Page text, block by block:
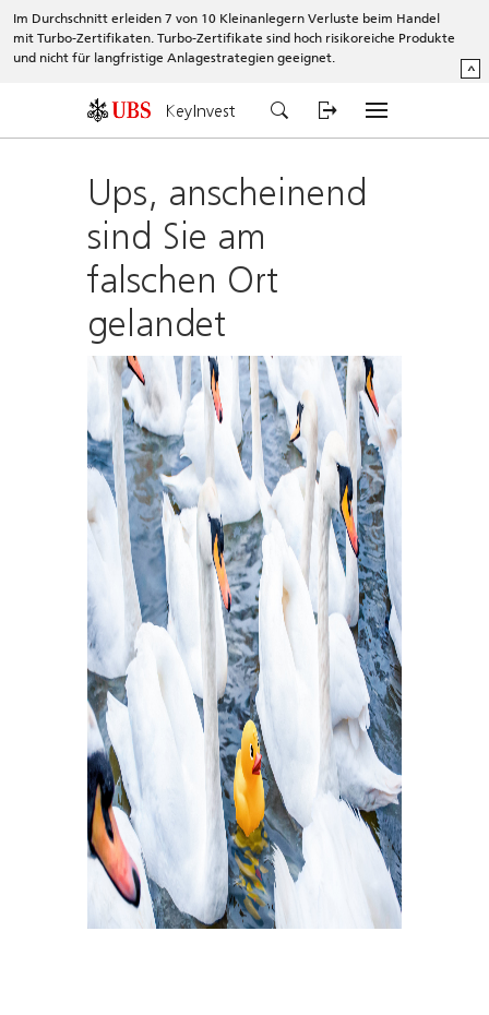
Im Durchschnitt erleiden 7 von 10 Kleinanlegern Verluste beim Handel
mit Turbo-Zertifikaten. Turbo-Zertifikate sind hoch risikoreiche Produkte
und nicht für langfristige Anlagestrategien geeignet.
^
KeyInvest
Ups, anscheinend
sind Sie am
falschen Ort
gelandet